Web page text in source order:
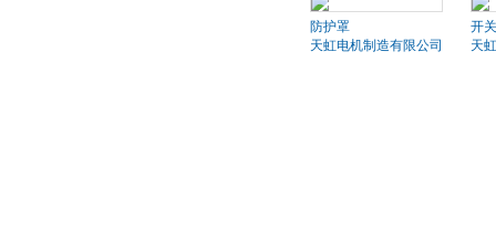
防护罩
天虹电机制造有限公司
开关
天